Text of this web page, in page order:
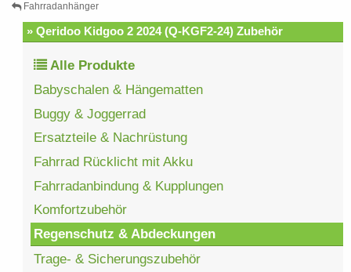
Fahrradanhänger
» Qeridoo Kidgoo 2 2024 (Q-KGF2-24) Zubehör
Alle Produkte
Babyschalen & Hängematten
Buggy & Joggerrad
Ersatzteile & Nachrüstung
Fahrrad Rücklicht mit Akku
Fahrradanbindung & Kupplungen
Komfortzubehör
Regenschutz & Abdeckungen
Trage- & Sicherungszubehör